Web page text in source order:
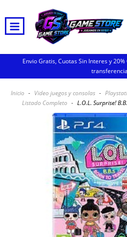
Envio Gratis, Cuotas Sin Interes y
transferencia
Inicio - Video juegos y consolas -
Listado Completo - L.O.L. Surprise!